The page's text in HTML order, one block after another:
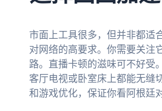
市面上工具很多，但并非都适
对网络的高要求。你需要关注
路。直播卡顿的滋味可不好受
客厅电视或卧室床上都能无缝
和游戏优化，保证你看阿根廷